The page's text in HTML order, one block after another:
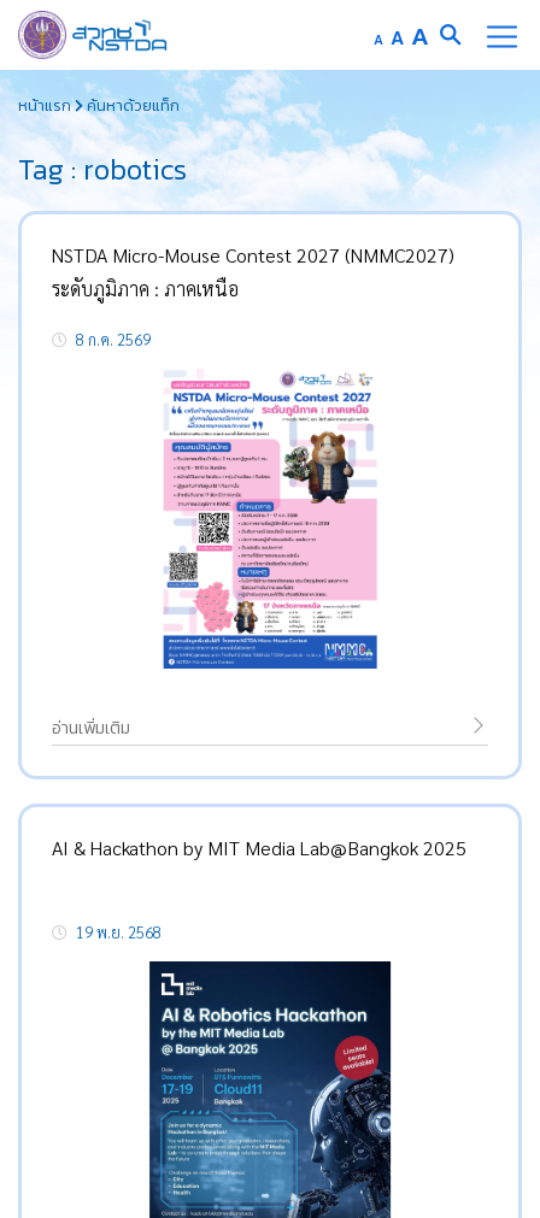
to
content
A Decrease
font
AReset
font
A Increase
font
หน้าแรก ค้นหาด้วยแท็ก
Tag : robotics
NSTDA Micro-Mouse Contest 2027 (NMMC2027)
ระดับภูมิภาค : ภาคเหนือ
8 ก.ค. 2569
อ่านเพิ่มเติม
AI & Hackathon by MIT Media Lab@Bangkok 2025
19 พ.ย. 2568